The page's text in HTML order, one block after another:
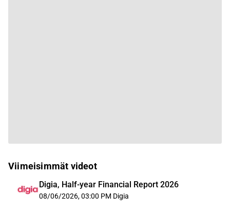
Viimeisimmät videot
Digia, Half-year Financial Report 2026
08/06/2026, 03:00 PM Digia